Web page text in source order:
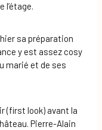
l’étage.
sa préparation
y est assez cosy
marié et de ses
(first look) avant la
Pierre-Alain